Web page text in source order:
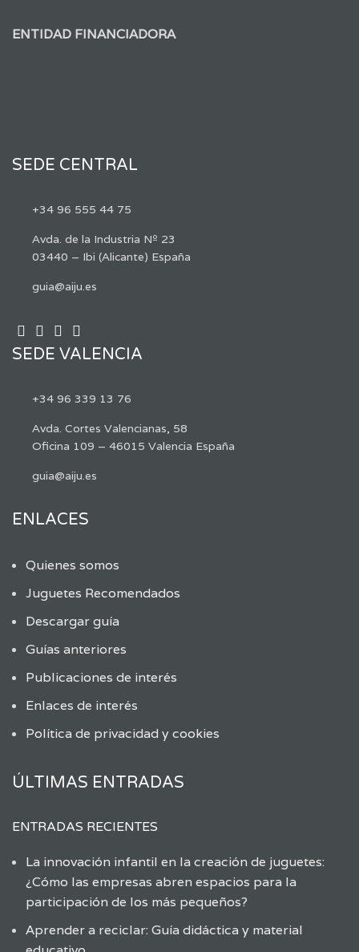
ENTIDAD FINANCIADORA
SEDE CENTRAL
+34 96 555 44 75
Avda. de la Industria Nº 23
03440 – Ibi (Alicante) España
guia@aiju.es
SEDE VALENCIA
+34 96 339 13 76
Avda. Cortes Valencianas, 58
Oficina 109 – 46015 Valencia España
guia@aiju.es
ENLACES
Quienes somos
Juguetes Recomendados
Descargar guía
Guías anteriores
Publicaciones de interés
Enlaces de interés
Política de privacidad y cookies
ÚLTIMAS ENTRADAS
ENTRADAS RECIENTES
La innovación infantil en la creación de juguetes:
¿Cómo las empresas abren espacios para la
participación de los más pequeños?
Aprender a reciclar: Guía didáctica y material